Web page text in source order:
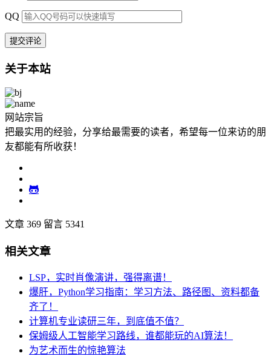
QQ
关于本站
网站宗旨
把最实用的经验，分享给最需要的读者，希望每一位来访的朋
友都能有所收获！
文章 369 留言 5341
相关文章
LSP，实时肖像演讲，强得离谱！
爆肝，Python学习指南：学习方法、路径图、资料都备
齐了！
计算机专业读研三年，到底值不值？
保姆级人工智能学习路线，谁都能玩的AI算法！
为艺术而生的惊艳算法